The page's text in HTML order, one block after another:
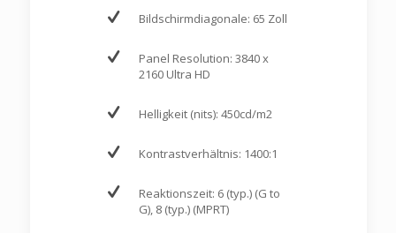
Bildschirmdiagonale: 65 Zoll
Panel Resolution: 3840 x
2160 Ultra HD
Helligkeit (nits): 450cd/m2
Kontrastverhältnis: 1400:1
Reaktionszeit: 6 (typ.) (G to
G), 8 (typ.) (MPRT)